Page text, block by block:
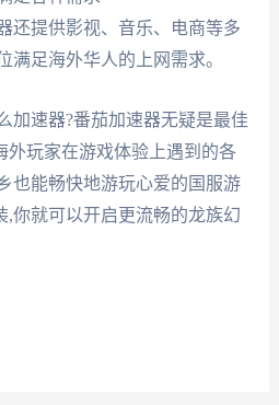
还提供影视、音乐、电商等多
满足海外华人的上网需求。
加速器?番茄加速器无疑是最佳
外玩家在游戏体验上遇到的各
也能畅快地游玩心爱的国服游
,你就可以开启更流畅的龙族幻